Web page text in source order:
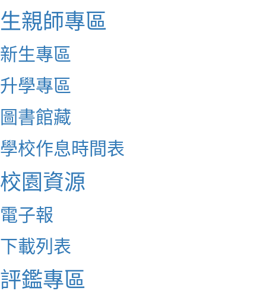
生親師專區
新生專區
升學專區
圖書館藏
學校作息時間表
校園資源
電子報
下載列表
評鑑專區